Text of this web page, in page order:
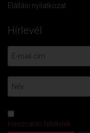
Elállási nyilatkozat
Hírlevél
Használati feltételek